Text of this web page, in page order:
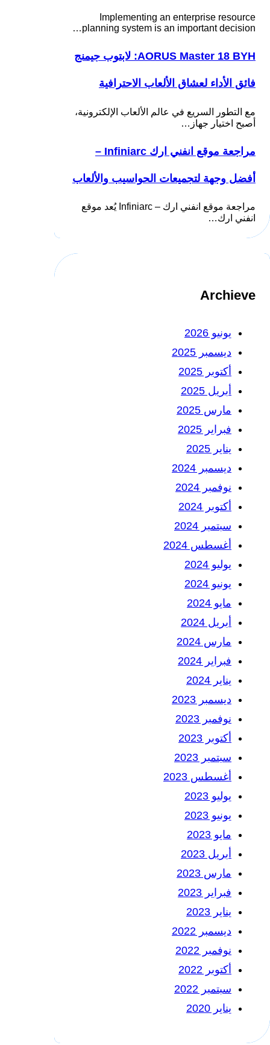
Implementing an enterprise resource
planning system is an important decision…
AORUS Master 18 BYH: لابتوب جيمنج
فائق الأداء لعشاق الألعاب الاحترافية
مع التطور السريع في عالم الألعاب الإلكترونية،
أصبح اختيار جهاز…
مراجعة موقع انفني ارك Infiniarc –
أفضل وجهة لتجميعات الحواسيب والألعاب
مراجعة موقع انفني ارك – Infiniarc يُعد موقع
انفني ارك…
Archieve
يونيو 2026
ديسمبر 2025
أكتوبر 2025
أبريل 2025
مارس 2025
فبراير 2025
يناير 2025
ديسمبر 2024
نوفمبر 2024
أكتوبر 2024
سبتمبر 2024
أغسطس 2024
يوليو 2024
يونيو 2024
مايو 2024
أبريل 2024
مارس 2024
فبراير 2024
يناير 2024
ديسمبر 2023
نوفمبر 2023
أكتوبر 2023
سبتمبر 2023
أغسطس 2023
يوليو 2023
يونيو 2023
مايو 2023
أبريل 2023
مارس 2023
فبراير 2023
يناير 2023
ديسمبر 2022
نوفمبر 2022
أكتوبر 2022
سبتمبر 2022
يناير 2020